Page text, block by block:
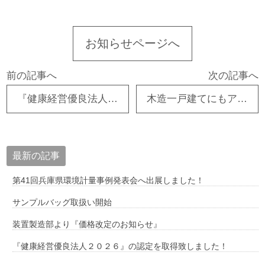
お知らせページへ
前の記事へ
『健康経営優良法人２０２５』の認定を取得致しました！
次の記事へ
木造一戸建てにもアスベストが使用されている？解体費用や見分け方を解説
最新の記事
第41回兵庫県環境計量事例発表会へ出展しました！
サンプルバッグ取扱い開始
装置製造部より『価格改定のお知らせ』
『健康経営優良法人２０２６』の認定を取得致しました！